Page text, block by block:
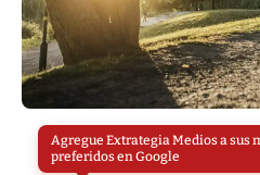
Agregue Extrategia Medios a sus
preferidos en Google